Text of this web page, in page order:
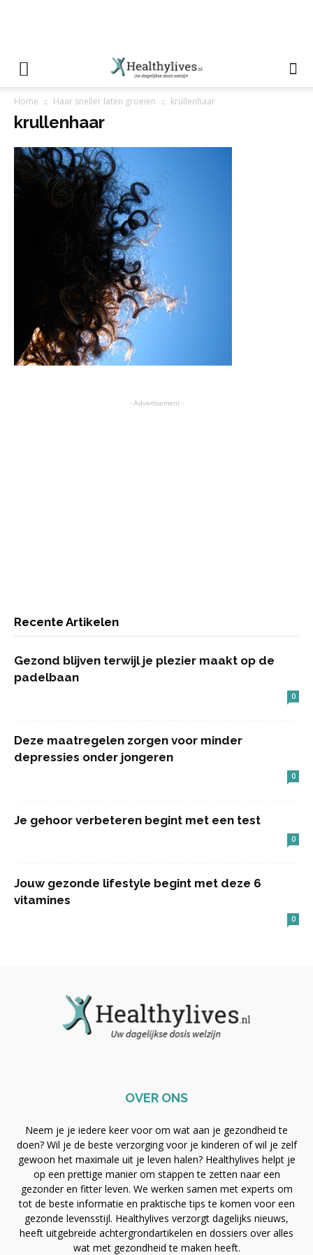
Home Haar sneller laten groeien krullenhaar
krullenhaar
- Advertisement -
Recente Artikelen
Gezond blijven terwijl je plezier maakt op de
padelbaan
0
Deze maatregelen zorgen voor minder
depressies onder jongeren
0
Je gehoor verbeteren begint met een test
0
Jouw gezonde lifestyle begint met deze 6
vitamines
0
OVER ONS
Neem je je iedere keer voor om wat aan je gezondheid te
doen? Wil je de beste verzorging voor je kinderen of wil je zelf
gewoon het maximale uit je leven halen? Healthylives helpt je
op een prettige manier om stappen te zetten naar een
gezonder en fitter leven. We werken samen met experts om
tot de beste informatie en praktische tips te komen voor een
gezonde levensstijl. Healthylives verzorgt dagelijks nieuws,
heeft uitgebreide achtergrondartikelen en dossiers over alles
wat met gezondheid te maken heeft.